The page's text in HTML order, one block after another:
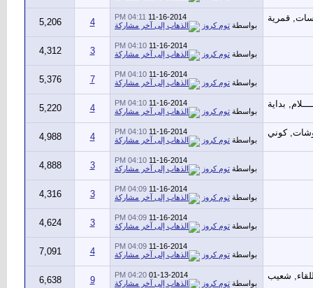
11-16-2014
04:11 PM
بواسطة توم كروز 4
5,206
11-16-2014
04:10 PM
بواسطة توم كروز 3
4,312
11-16-2014
04:10 PM
بواسطة توم كروز 7
5,376
11-16-2014
04:10 PM
بواسطة توم كروز 4
5,220
11-16-2014
04:10 PM
بواسطة توم كروز 4
4,988
11-16-2014
04:10 PM
بواسطة توم كروز 3
4,888
11-16-2014
04:09 PM
بواسطة توم كروز 3
4,316
11-16-2014
04:09 PM
بواسطة توم كروز 3
4,624
11-16-2014
04:09 PM
بواسطة توم كروز 4
7,091
01-13-2014
04:20 PM
بواسطة توم كروز 9
6,638